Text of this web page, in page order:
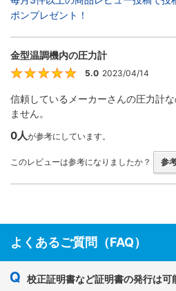
ポンプレゼント！
金型温調機内の圧力計
5
5.0 2023/04/14
信頼しているメーカーさんの圧力計
ません。
0人が参考にしています。
このレビューは参考になりましたか？ 参
よくあるご質問（FAQ）
校正証明書など証明書の発行は可